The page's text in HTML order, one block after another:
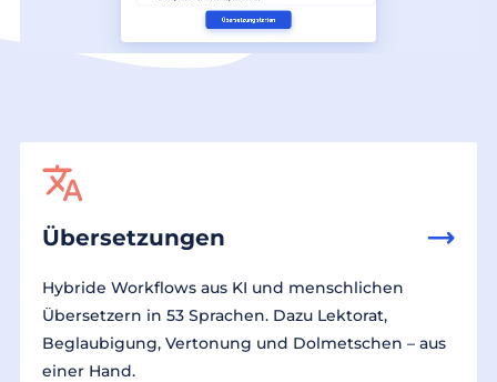
Übersetzungen
Hybride Workflows aus KI und menschlichen
Übersetzern in 53 Sprachen. Dazu Lektorat,
Beglaubigung, Vertonung und Dolmetschen – aus
einer Hand.